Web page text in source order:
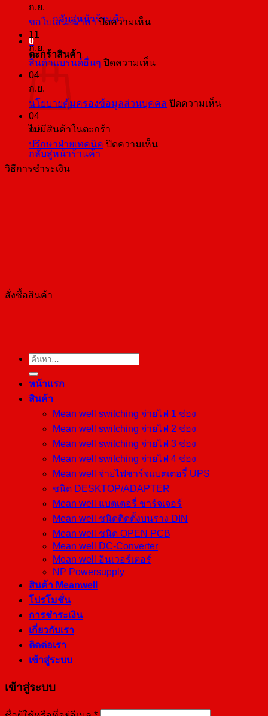
กลับสู่หน้าร้านค้า
0
ตะกร้าสินค้า
ไม่มีสินค้าในตะกร้า
กลับสู่หน้าร้านค้า
ก.ย.
ขอใบเสนอราคา ปิดความเห็นบน
เสนอ
11
ก.ย.
สินค้าแบรนด์อื่นๆ ปิดความเห็นบน
รนด์
04
ก.ย.
นโยบายคุ้มครองข้อมูลส่วนบุคคล ปิดความเห็นบน
04
ก.ย.
ปรึกษาฝ่ายเทคนิค ปิดความเห็นบน
วิธีการชำระเงิน
สั่งซื้อสินค้า
ค้นหา:
หน้าแรก
สินค้า
Mean well switching จ่ายไฟ 1 ช่อง
Mean well switching จ่ายไฟ 2 ช่อง
Mean well switching จ่ายไฟ 3 ช่อง
Mean well switching จ่ายไฟ 4 ช่อง
Mean well จ่ายไฟชาร์จแบตเตอรี่ UPS
ชนิด DESKTOP/ADAPTER
Mean well แบตเตอรี่ ชาร์จเจอร์
Mean well ชนิดติดตั้งบนราง DIN
Mean well ชนิด OPEN PCB
Mean well DC-Converter
Mean well อินเวอร์เตอร์
NP Powersupply
สินค้า Meanwell
โปรโมชั่น
การชำระเงิน
เกี่ยวกับเรา
ติดต่อเรา
เข้าสู่ระบบ
เข้าสู่ระบบ